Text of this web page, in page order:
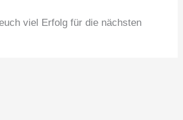
viel Erfolg für die nächsten